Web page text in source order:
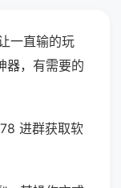
一直输的玩
器，有需要的
进群获取软